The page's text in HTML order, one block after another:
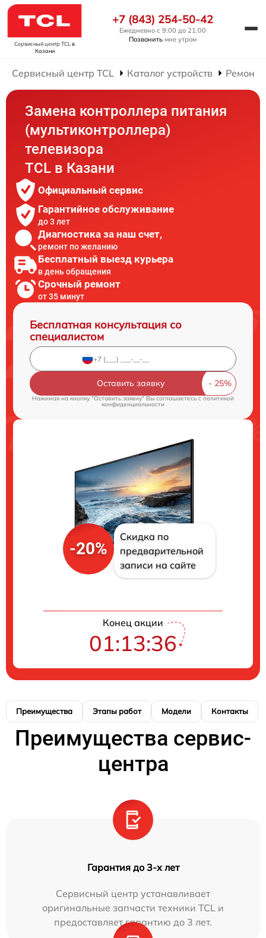
Сервисный центр TCL в
Казани
+7 (843) 254-50-42
Ежедневно с 9:00 до 21:00
Позвонить мне утром
Сервисный центр TCL Каталог устройств Ремонт
Замена контроллера питания
(мультиконтроллера)
телевизора
TCL в Казани
Официальный сервис
Гарантийное обслуживание
до 3 лет
Диагностика за наш счет,
ремонт по желанию
Бесплатный выезд курьера
в день обращения
Срочный ремонт
от 35 минут
Бесплатная консультация со
специалистом
Оставить заявку
Нажимая на кнопку "Оставить заявку" Вы соглашаетесь cполитикой
конфиденциальности
-20%
Скидка по
предварительной
записи на сайте
Конец акции
01:13:35
Преимущества Этапы работ Модели Контакты
Преимущества сервис-
центра
Гарантия до 3-х лет
Сервисный центр устанавливает
оригинальные запчасти техники TCL и
предоставляет гарантию до 3 лет.